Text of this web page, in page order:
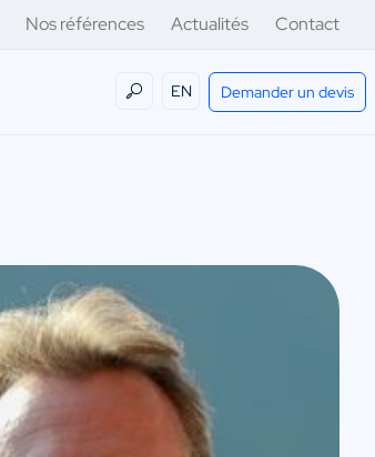
Nos références Actualités Contact
EN Demander un devis